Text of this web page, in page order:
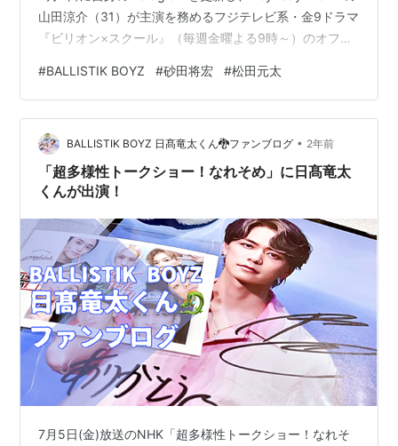
山田涼介（31）が主演を務めるフジテレビ系・金9ドラマ
『ビリオン×スクール』（毎週金曜よる9時～）のオフシ
では、「日下部と紺野の絡みもお楽しみに」とつづり、
Travis Japanの松田元太（25）との2ショットなど3枚公
開した。松田が砂田の肩に手を置きピースサインをして
いるショットや、2人でTravis J…
#BALLISTIK BOYZ #砂田将宏 #松田元太
BALLISTIK BOYZ 日髙竜太くん🐉ファンブログ • 2年前
「超多様性トークショー！なれそめ」に日髙竜太
くんが出演！
7月5日(金)放送のNHK「超多様性トークショー！なれそ